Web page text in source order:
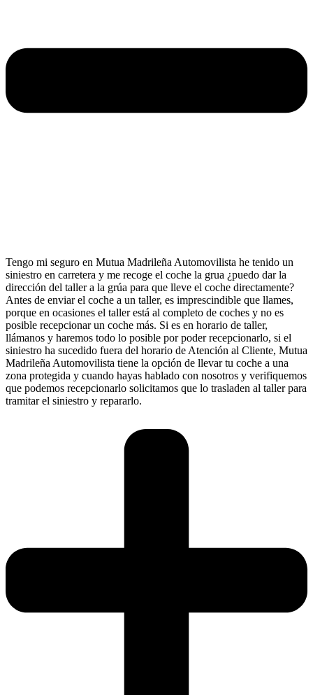
Tengo mi seguro en Mutua Madrileña Automovilista he tenido un
siniestro en carretera y me recoge el coche la grua ¿puedo dar la
dirección del taller a la grúa para que lleve el coche directamente?
Antes de enviar el coche a un taller, es imprescindible que llames,
porque en ocasiones el taller está al completo de coches y no es
posible recepcionar un coche más. Si es en horario de taller,
llámanos y haremos todo lo posible por poder recepcionarlo, si el
siniestro ha sucedido fuera del horario de Atención al Cliente, Mutua
Madrileña Automovilista tiene la opción de llevar tu coche a una
zona protegida y cuando hayas hablado con nosotros y verifiquemos
que podemos recepcionarlo solicitamos que lo trasladen al taller para
tramitar el siniestro y repararlo.